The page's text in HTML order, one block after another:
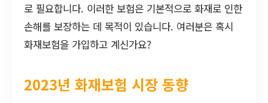
로 필요합니다. 이러한 보험은 기본적으로 화재로 인한
손해를 보장하는 데 목적이 있습니다. 여러분은 혹시
화재보험을 가입하고 계신가요?
2023년 화재보험 시장 동향